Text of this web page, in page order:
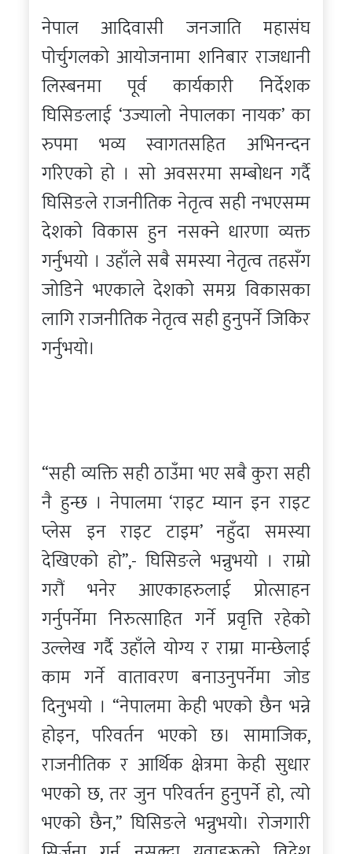
नेपाल आदिवासी जनजाति महासंघ
पोर्चुगलको आयोजनामा शनिबार राजधानी
लिस्बनमा पूर्व कार्यकारी निर्देशक
घिसिङलाई ‘उज्यालो नेपालका नायक’ का
रुपमा भव्य स्वागतसहित अभिनन्दन
गरिएको हो । सो अवसरमा सम्बोधन गर्दै
घिसिङले राजनीतिक नेतृत्व सही नभएसम्म
देशको विकास हुन नसक्ने धारणा व्यक्त
गर्नुभयो । उहाँले सबै समस्या नेतृत्व तहसँग
जोडिने भएकाले देशको समग्र विकासका
लागि राजनीतिक नेतृत्व सही हुनुपर्ने जिकिर
गर्नुभयो।
“सही व्यक्ति सही ठाउँमा भए सबै कुरा सही
नै हुन्छ । नेपालमा ‘राइट म्यान इन राइट
प्लेस इन राइट टाइम’ नहुँदा समस्या
देखिएको हो”,- घिसिङले भन्नुभयो । राम्रो
गरौं भनेर आएकाहरुलाई प्रोत्साहन
गर्नुपर्नेमा निरुत्साहित गर्ने प्रवृत्ति रहेको
उल्लेख गर्दै उहाँले योग्य र राम्रा मान्छेलाई
काम गर्ने वातावरण बनाउनुपर्नेमा जोड
दिनुभयो । “नेपालमा केही भएको छैन भन्ने
होइन, परिवर्तन भएको छ। सामाजिक,
राजनीतिक र आर्थिक क्षेत्रमा केही सुधार
भएको छ, तर जुन परिवर्तन हुनुपर्ने हो, त्यो
भएको छैन,” घिसिङले भन्नुभयो। रोजगारी